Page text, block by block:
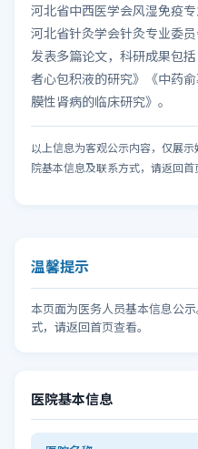
河北省中西医学会风湿免疫专
河北省针灸学会针灸专业委员
发表多篇论文，科研成果包
者心包积液的研究》《中药
膜性肾病的临床研究》。
以上信息为客观公示内容，仅展
院基本信息及联系方式，请返回首
温馨提示
本页面为医务人员基本信息公
式，请返回首页查看。
医院基本信息